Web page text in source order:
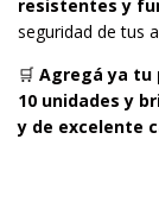
resistentes y
seguridad de tus
🛒 Agregá ya tu
10 unidades y
y de excelente